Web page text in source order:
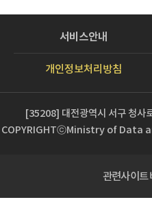
서비스안내
개인정보처리방침
[35208] 대전광역시 서구 청사
COPYRIGHTⓒMinistry of Data
관련사이트